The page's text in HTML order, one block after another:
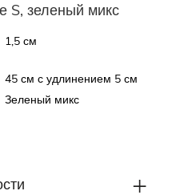
S, зеленый микс
1,5 см
45 см с удлинением 5 см
Зеленый микс